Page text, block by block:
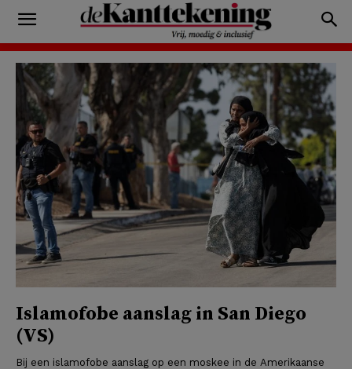
Islamofobe aanslag in San Diego
(VS)
Bij een islamofobe aanslag op een moskee in de Amerikaanse